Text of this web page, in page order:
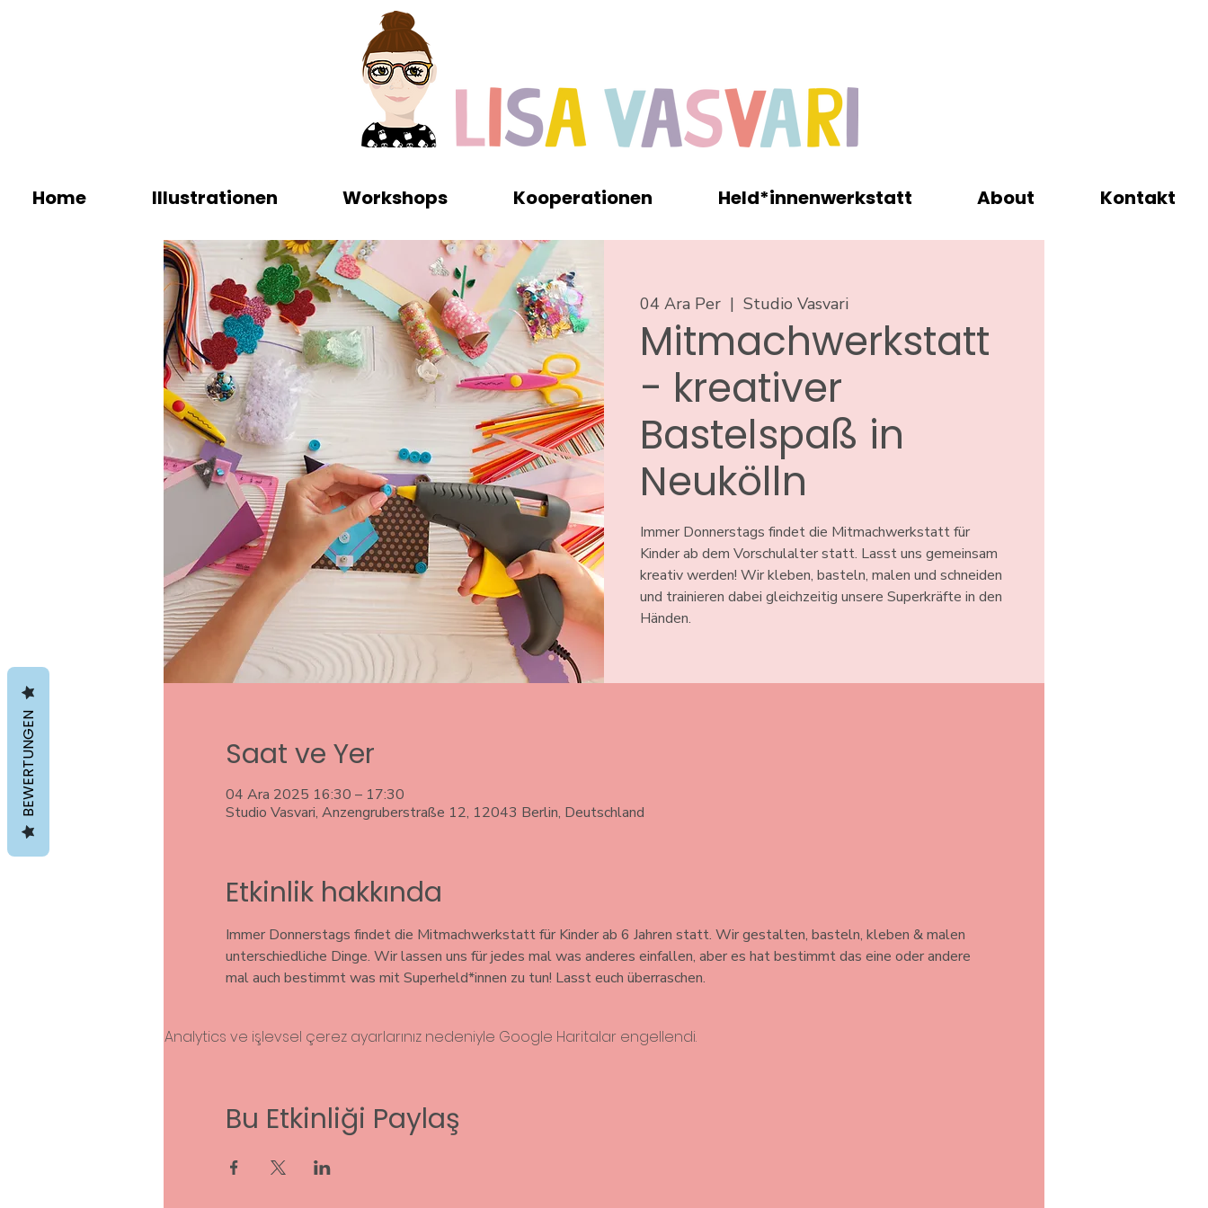
Home Illustrationen Workshops Kooperationen Held*innenwerkstatt About Kontakt
04 Ara Per
  |
Studio Vasvari
Mitmachwerkstatt
- kreativer
Bastelspaß in
Neukölln
Immer Donnerstags findet die Mitmachwerkstatt für
Kinder ab dem Vorschulalter statt. Lasst uns gemeinsam
kreativ werden! Wir kleben, basteln, malen und schneiden
und trainieren dabei gleichzeitig unsere Superkräfte in den
Händen.
Saat ve Yer
04 Ara 2025 16:30 – 17:30
Studio Vasvari, Anzengruberstraße 12, 12043 Berlin, Deutschland
Etkinlik hakkında
Immer Donnerstags findet die Mitmachwerkstatt für Kinder ab 6 Jahren statt. Wir gestalten, basteln, kleben & malen
unterschiedliche Dinge. Wir lassen uns für jedes mal was anderes einfallen, aber es hat bestimmt das eine oder andere
mal auch bestimmt was mit Superheld*innen zu tun! Lasst euch überraschen.
Analytics ve işlevsel çerez ayarlarınız nedeniyle Google Haritalar engellendi.
Bu Etkinliği Paylaş
BEWERTUNGEN